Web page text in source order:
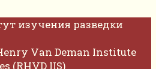
изучения разведки
Van Deman Institute
(RHVD IIS)